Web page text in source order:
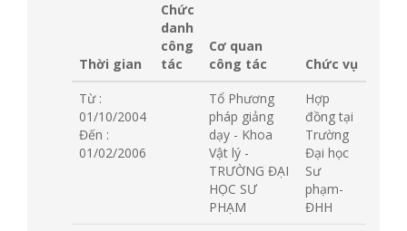
Thời gian
Chức
danh
công
tác
Cơ quan
công tác
Chức vụ
Từ :
01/10/2004
Đến :
01/02/2006
Tổ Phương
pháp giảng
dạy - Khoa
Vật lý -
TRƯỜNG ĐẠI
HỌC SƯ
PHẠM
Hợp
đồng tại
Trường
Đại học
Sư
phạm-
ĐHH